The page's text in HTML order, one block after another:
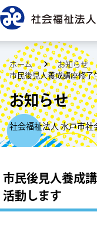
ホーム
お知らせ
市民後見人養成講座修
お知らせ
社会福祉法人 水戸市
市民後見人養成
活動します